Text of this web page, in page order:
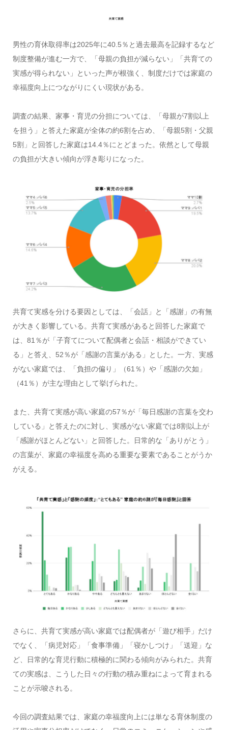
男性の育休取得率は2025年に40.5％と過去最高を記録するなど
制度整備が進む一方で、「母親の負担が減らない」「共育ての
実感が得られない」といった声が根強く、制度だけでは家庭の
幸福度向上につながりにくい現状がある。
調査の結果、家事・育児の分担については、「母親が7割以上
を担う」と答えた家庭が全体の約6割を占め、「母親5割・父親
5割」と回答した家庭は14.4％にとどまった。依然として母親
の負担が大きい傾向が浮き彫りになった。
共育て実感を分ける要因としては、「会話」と「感謝」の有無
が大きく影響している。共育て実感があると回答した家庭で
は、81％が「子育てについて配偶者と会話・相談ができてい
る」と答え、52％が「感謝の言葉がある」とした。一方、実感
がない家庭では、「負担の偏り」（61％）や「感謝の欠如」
（41％）が主な理由として挙げられた。
また、共育て実感が高い家庭の57％が「毎日感謝の言葉を交わ
している」と答えたのに対し、実感がない家庭では8割以上が
「感謝がほとんどない」と回答した。日常的な「ありがとう」
の言葉が、家庭の幸福度を高める重要な要素であることがうか
がえる。
さらに、共育て実感が高い家庭では配偶者が「遊び相手」だけ
でなく、「病児対応」「食事準備」「寝かしつけ」「送迎」な
ど、日常的な育児行動に積極的に関わる傾向がみられた。共育
ての実感は、こうした日々の行動の積み重ねによって育まれる
ことが示唆される。
今回の調査結果では、家庭の幸福度向上には単なる育休制度の